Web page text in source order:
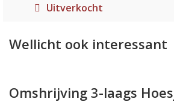
Uitverkocht
Wellicht ook interessant
Omshrijving 3-laags